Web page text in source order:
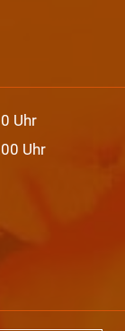
Uhr
Uhr